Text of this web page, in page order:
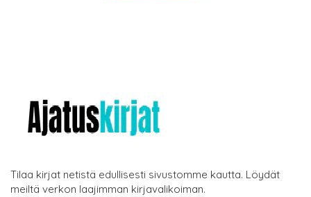
Tilaa kirjat netistä edullisesti sivustomme kautta. Löydät
meiltä verkon laajimman kirjavalikoiman.